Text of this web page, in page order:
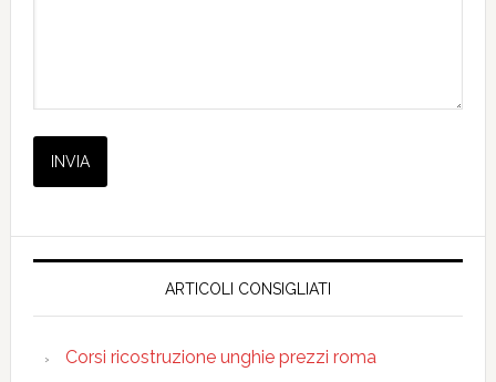
ARTICOLI CONSIGLIATI
Corsi ricostruzione unghie prezzi roma